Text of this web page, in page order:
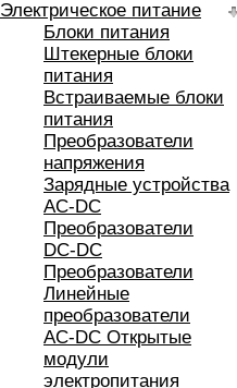
Электрическое питание
Блоки питания
Штекерные блоки
питания
Встраиваемые блоки
питания
Преобразователи
напряжения
Зарядные устройства
AC-DC
Преобразователи
DC-DC
Преобразователи
Линейные
преобразователи
AC-DC Открытые
модули
электропитания